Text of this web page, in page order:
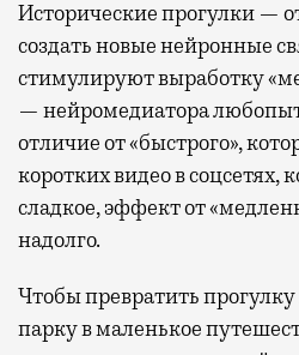
Исторические прогулки —
создать новые нейронные
стимулируют выработку
— нейромедиатора
отличие от «быстрого»,
коротких видео в
сладкое, эффект от
надолго.
Чтобы превратить
парку в маленькое